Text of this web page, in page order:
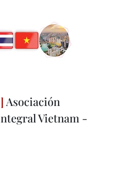
Asociación
Vietnam -